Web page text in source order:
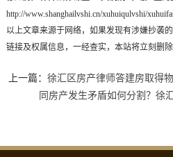
http://www.shanghailvshi.cn/xuhuiqulvshi/
以上文章来源于网络，如果发现有涉嫌抄袭
链接及权属信息，一经查实，本站将立刻删除
上一篇： 徐汇区房产律师答建房取得
同房产发生矛盾如何分割？徐